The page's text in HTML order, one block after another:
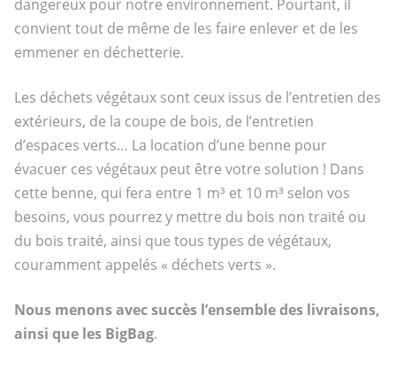
dangereux pour notre environnement. Pourtant, il
convient tout de même de les faire enlever et de les
emmener en déchetterie.
Les déchets végétaux sont ceux issus de l’entretien des
extérieurs, de la coupe de bois, de l’entretien
d’espaces verts… La location d’une benne pour
évacuer ces végétaux peut être votre solution ! Dans
cette benne, qui fera entre 1 m³ et 10 m³ selon vos
besoins, vous pourrez y mettre du bois non traité ou
du bois traité, ainsi que tous types de végétaux,
couramment appelés « déchets verts ».
Nous menons avec succès l’ensemble des livraisons,
ainsi que les BigBag.